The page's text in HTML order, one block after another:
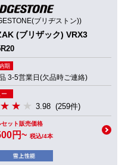
ブリヂストン))
(ブリザック) VRX3
期
3-5営業日(欠品時ご連絡)
ー
3.98 (259件)
セット販売価格
円~ 税込/4本